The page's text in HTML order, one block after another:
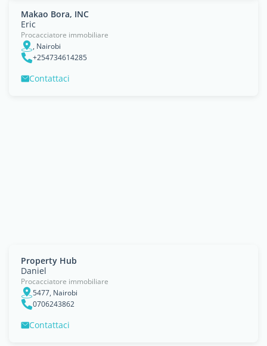
Makao Bora, INC
Eric
Procacciatore immobiliare
, Nairobi
+254734614285
Contattaci
Property Hub
Daniel
Procacciatore immobiliare
5477, Nairobi
0706243862
Contattaci